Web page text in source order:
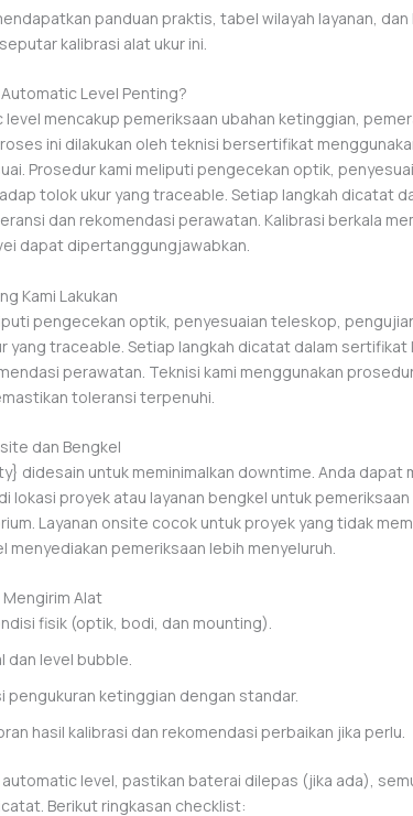
panduan praktis, tabel wilayah layanan, dan
kalibrasi alat ukur ini.
Level Penting?
level mencakup pemeriksaan ubahan ketinggian,
ini dilakukan oleh teknisi bersertifikat
Prosedur kami meliputi pengecekan optik,
tolok ukur yang traceable. Setiap langkah dicatat
dan rekomendasi perawatan. Kalibrasi berkala
dapat dipertanggungjawabkan.
Kami Lakukan
pengecekan optik, penyesuaian teleskop,
yang traceable. Setiap langkah dicatat dalam sertifikat
perawatan. Teknisi kami menggunakan
toleransi terpenuhi.
dan Bengkel
didesain untuk meminimalkan downtime. Anda dapat
lokasi proyek atau layanan bengkel untuk
Layanan onsite cocok untuk proyek yang tidak
menyediakan pemeriksaan lebih menyeluruh.
Alat
fisik (optik, bodi, dan mounting).
dan level bubble.
pengukuran ketinggian dengan standar.
hasil kalibrasi dan rekomendasi perbaikan jika perlu.
level, pastikan baterai dilepas (jika ada),
Berikut ringkasan checklist: